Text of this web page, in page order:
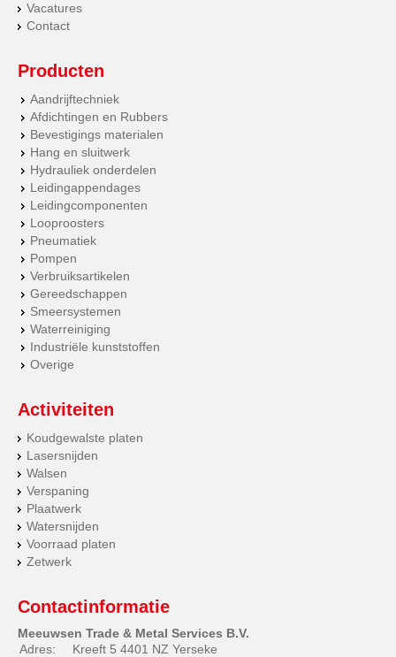
Vacatures
Contact
Producten
Aandrijftechniek
Afdichtingen en Rubbers
Bevestigings materialen
Hang en sluitwerk
Hydrauliek onderdelen
Leidingappendages
Leidingcomponenten
Looproosters
Pneumatiek
Pompen
Verbruiksartikelen
Gereedschappen
Smeersystemen
Waterreiniging
Industriële kunststoffen
Overige
Activiteiten
Koudgewalste platen
Lasersnijden
Walsen
Verspaning
Plaatwerk
Watersnijden
Voorraad platen
Zetwerk
Contactinformatie
Meeuwsen Trade & Metal Services B.V.
Adres:
Kreeft 5 4401 NZ Yerseke